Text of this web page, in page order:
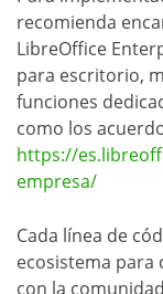
recomienda
LibreOffice
para escritorio,
funciones
como los
https://
empresa/
Cada línea de
ecosistema
con la